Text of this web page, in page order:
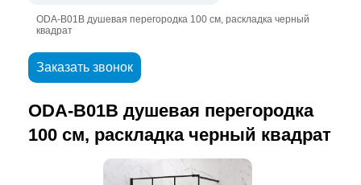
ODA-B01В душевая перегородка 100 см, раскладка черный
квадрат
Заказать звонок
ODA-B01В душевая перегородка
100 см, раскладка черный квадрат